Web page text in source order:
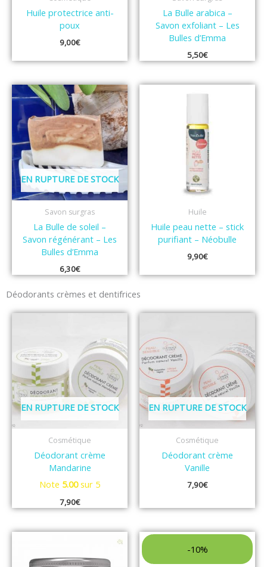
Huile protectrice anti-
poux
9,00€
La Bulle arabica –
Savon exfoliant – Les
Bulles d’Emma
5,50€
EN RUPTURE DE STOCK
Savon surgras
La Bulle de soleil –
Savon régénérant – Les
Bulles d’Emma
6,30€
Huile
Huile peau nette – stick
purifiant – Néobulle
9,90€
Déodorants crèmes et dentifrices
EN RUPTURE DE STOCK
Cosmétique
Déodorant crème
Mandarine
Note 5.00sur 5
7,90€
EN RUPTURE DE STOCK
Cosmétique
Déodorant crème
Vanille
7,90€
-10%
Le
prix
initial
Le